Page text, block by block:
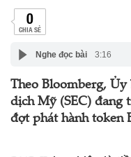
0
CHIA SẺ
Nghe đọc bài 3:16
Theo Bloomberg, Ủy
dịch Mỹ (SEC) đang
đợt phát hành token